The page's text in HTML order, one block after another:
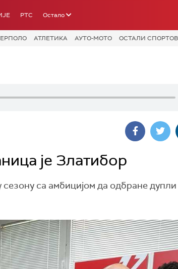
РТС Остало
АТЛЕТИКА АУТО-МОТО ОСТАЛИ
је Златибор
са амбицијом да одбране дупли